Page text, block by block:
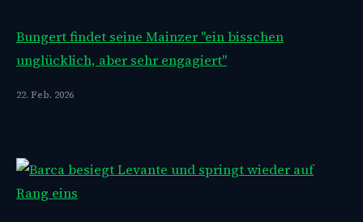
Bungert findet seine Mainzer "ein bisschen
unglücklich, aber sehr engagiert"
22. Feb. 2026